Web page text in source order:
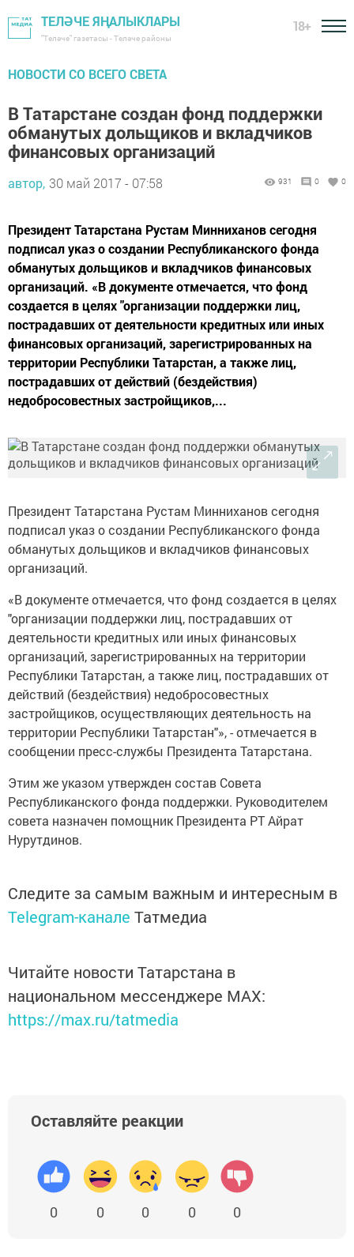
ТЕЛӘЧЕ ЯҢАЛЫКЛАРЫ
"Теләче" газетасы - Теләче районы
18+
НОВОСТИ СО ВСЕГО СВЕТА
В Татарстане создан фонд поддержки
обманутых дольщиков и вкладчиков
финансовых организаций
автор, 30 май 2017 - 07:58 931 0 0
Президент Татарстана Рустам Минниханов сегодня
подписал указ о создании Республиканского фонда
обманутых дольщиков и вкладчиков финансовых
организаций. «В документе отмечается, что фонд
создается в целях "организации поддержки лиц,
пострадавших от деятельности кредитных или иных
финансовых организаций, зарегистрированных на
территории Республики Татарстан, а также лиц,
пострадавших от действий (бездействия)
недобросовестных застройщиков,...
Президент Татарстана Рустам Минниханов сегодня
подписал указ о создании Республиканского фонда
обманутых дольщиков и вкладчиков финансовых
организаций.
«В документе отмечается, что фонд создается в целях
"организации поддержки лиц, пострадавших от
деятельности кредитных или иных финансовых
организаций, зарегистрированных на территории
Республики Татарстан, а также лиц, пострадавших от
действий (бездействия) недобросовестных
застройщиков, осуществляющих деятельность на
территории Республики Татарстан"», - отмечается в
сообщении пресс-службы Президента Татарстана.
Этим же указом утвержден состав Совета
Республиканского фонда поддержки. Руководителем
совета назначен помощник Президента РТ Айрат
Нурутдинов.
Следите за самым важным и интересным в
Telegram-канале Татмедиа
Читайте новости Татарстана в
национальном мессенджере MАХ:
https://max.ru/tatmedia
Оставляйте реакции
0 0 0 0 0